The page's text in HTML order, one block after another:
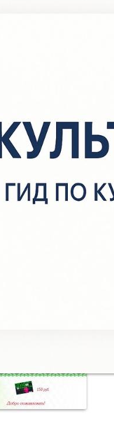
прямоугольников,
с башкирами в
мы обращаем
металлические –
и аппликацией. Такие
молодым людям о